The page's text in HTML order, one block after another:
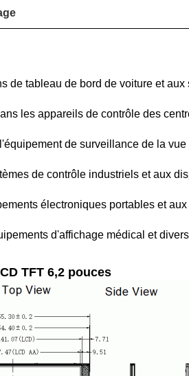
de tableau de bord de voiture et
les appareils de contrôle des
de surveillance de la
de contrôle industriels et aux
électroniques portables et
d'affichage médical et
TFT 6,2 pouces